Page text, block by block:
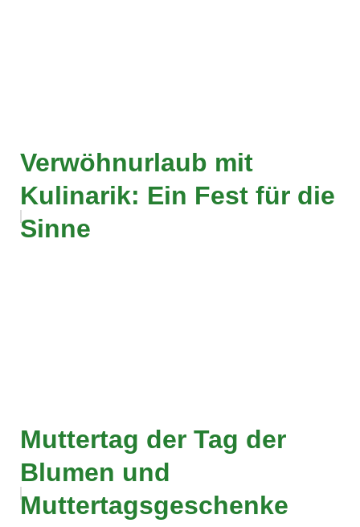
Verwöhnurlaub mit
Kulinarik: Ein Fest für die
Sinne
Muttertag der Tag der
Blumen und
Muttertagsgeschenke